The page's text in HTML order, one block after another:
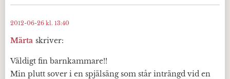
Märta skriver:
2012-06-26 kl. 13:40
Väldigt fin barnkammare!!
Min plutt sover i en spjälsäng som står inträngd vid en